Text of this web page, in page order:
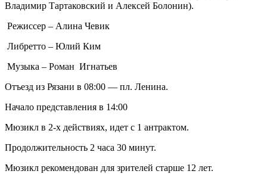
Владимир Тартаковский и Алексей Болонин).
Режиссер – Алина Чевик
Либретто – Юлий Ким
Музыка – Роман Игнатьев
Отъезд из Рязани в 08:00 — пл. Ленина.
Начало представления в 14:00
Мюзикл в 2-х действиях, идет с 1 антрактом.
Продолжительность 2 часа 30 минут.
Мюзикл рекомендован для зрителей старше 12 лет.